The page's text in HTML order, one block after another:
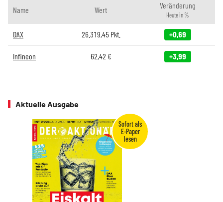
Name Wert Veränderung
Heute in %
DAX 26.319,45Pkt. +0,69
Infineon 62,42 € +3,99
Aktuelle Ausgabe